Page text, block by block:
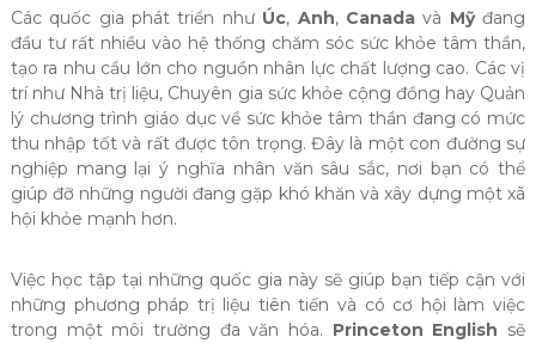
Các quốc gia phát triển như Úc, Anh, Canadavà Mỹđang
đầu tư rất nhiều vào hệ thống chăm sóc sức khỏe tâm thần,
tạo ra nhu cầu lớn cho nguồn nhân lực chất lượng cao. Các vị
trí như Nhà trị liệu, Chuyên gia sức khỏe cộng đồng hay Quản
lý chương trình giáo dục về sức khỏe tâm thần đang có mức
thu nhập tốt và rất được tôn trọng. Đây là một con đường sự
nghiệp mang lại ý nghĩa nhân văn sâu sắc, nơi bạn có thể
giúp đỡ những người đang gặp khó khăn và xây dựng một xã
hội khỏe mạnh hơn.
Việc học tập tại những quốc gia này sẽ giúp bạn tiếp cận với
những phương pháp trị liệu tiên tiến và có cơ hội làm việc
trong một môi trường đa văn hóa. Princeton English sẽ